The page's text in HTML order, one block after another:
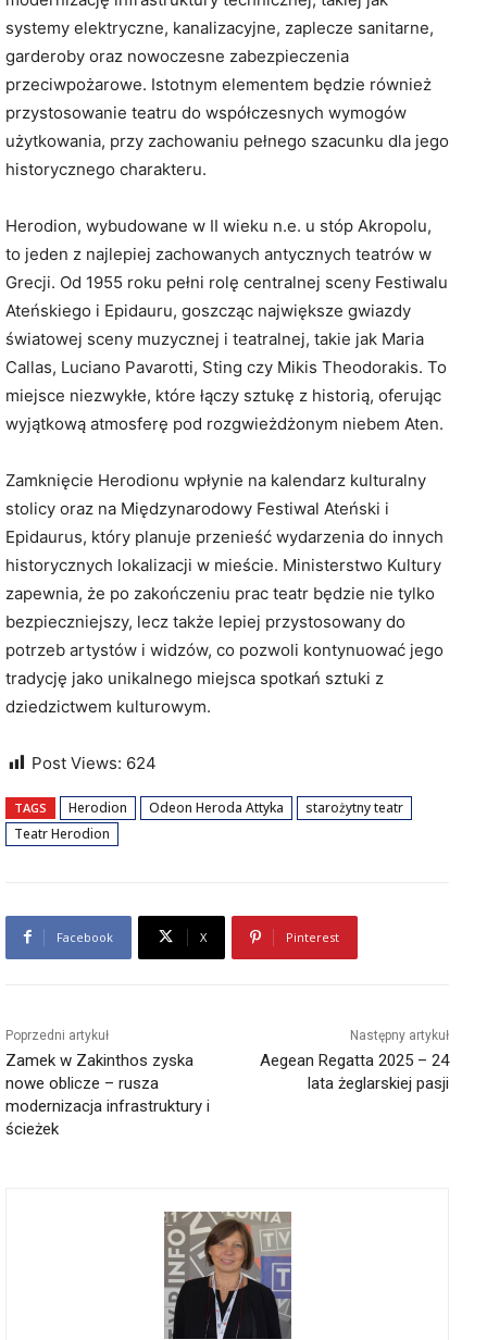
systemy elektryczne, kanalizacyjne, zaplecze sanitarne,
garderoby oraz nowoczesne zabezpieczenia
przeciwpożarowe. Istotnym elementem będzie również
przystosowanie teatru do współczesnych wymogów
użytkowania, przy zachowaniu pełnego szacunku dla jego
historycznego charakteru.
Herodion, wybudowane w II wieku n.e. u stóp Akropolu,
to jeden z najlepiej zachowanych antycznych teatrów w
Grecji. Od 1955 roku pełni rolę centralnej sceny Festiwalu
Ateńskiego i Epidauru, goszcząc największe gwiazdy
światowej sceny muzycznej i teatralnej, takie jak Maria
Callas, Luciano Pavarotti, Sting czy Mikis Theodorakis. To
miejsce niezwykłe, które łączy sztukę z historią, oferując
wyjątkową atmosferę pod rozgwieżdżonym niebem Aten.
Zamknięcie Herodionu wpłynie na kalendarz kulturalny
stolicy oraz na Międzynarodowy Festiwal Ateński i
Epidaurus, który planuje przenieść wydarzenia do innych
historycznych lokalizacji w mieście. Ministerstwo Kultury
zapewnia, że po zakończeniu prac teatr będzie nie tylko
bezpieczniejszy, lecz także lepiej przystosowany do
potrzeb artystów i widzów, co pozwoli kontynuować jego
tradycję jako unikalnego miejsca spotkań sztuki z
dziedzictwem kulturowym.
Post Views: 624
TAGS Herodion Odeon Heroda Attyka
starożytny teatr
Teatr Herodion
Facebook X Pinterest
Poprzedni artykuł
Zamek w Zakinthos zyska
nowe oblicze – rusza
modernizacja infrastruktury i
ścieżek
Następny artykuł
Aegean Regatta 2025 – 24
lata żeglarskiej pasji